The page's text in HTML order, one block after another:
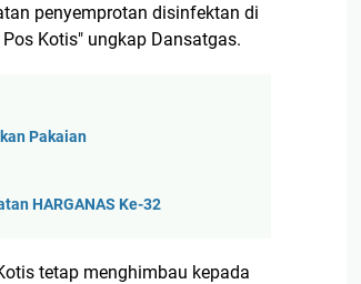
penyemprotan disinfektan di
Kotis" ungkap Dansatgas.
Pakaian
HARGANAS Ke-32
tetap menghimbau kepada